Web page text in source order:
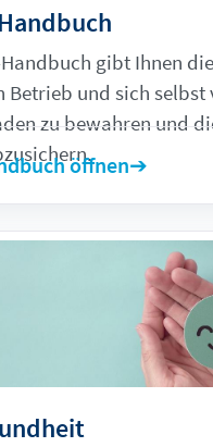
gibt Ihnen die
Betrieb und sich selbst
zu bewahren und
öffnen